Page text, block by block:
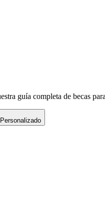
guía completa de becas